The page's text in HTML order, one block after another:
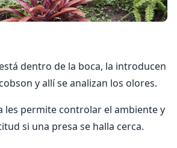
dentro de la boca, la introducen
y allí se analizan los olores.
les permite controlar el ambiente y
si una presa se halla cerca.